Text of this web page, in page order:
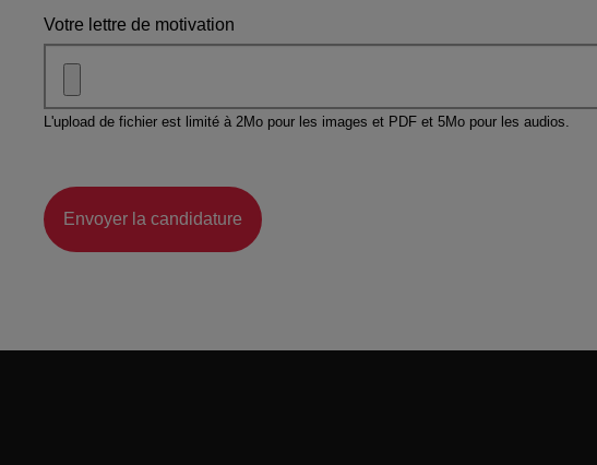
Votre lettre de motivation
L'upload de fichier est limité à 2Mo pour les images et PDF et 5Mo pour les audios.
Envoyer la candidature